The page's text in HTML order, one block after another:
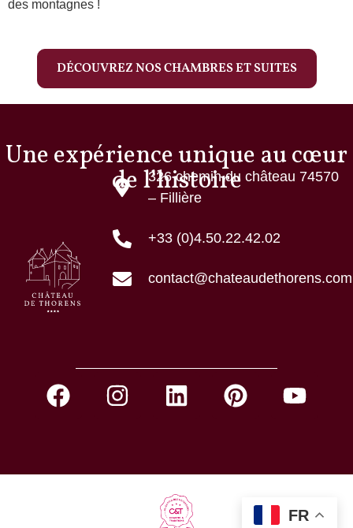
des montagnes !
DÉCOUVREZ NOS CHAMBRES ET SUITES
Une expérience unique au cœur
de l’histoire
326 chemin du château 74570
– Fillière
+33 (0)4.50.22.42.02
contact@chateaudethorens.com
FR